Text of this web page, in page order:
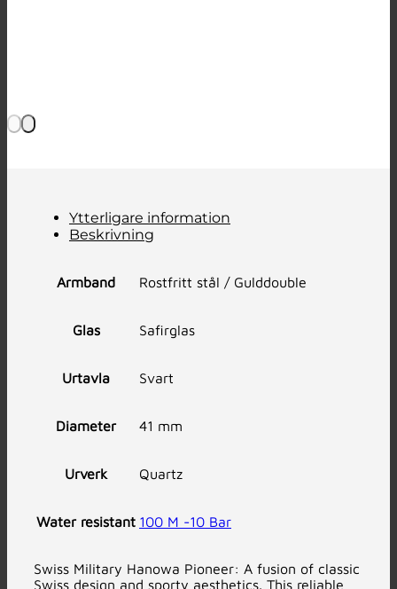
Ytterligare information
Beskrivning
Armband Rostfritt stål / Gulddouble
Glas Safirglas
Urtavla Svart
Diameter 41 mm
Urverk Quartz
Water resistant 100 M -10 Bar
Swiss Military Hanowa Pioneer: A fusion of classic
Swiss design and sporty aesthetics. This reliable